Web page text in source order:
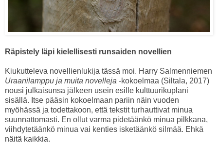
Räpistely läpi kielellisesti runsaiden novellien
Kiukutteleva novellienlukija tässä moi. Harry Salmenniemen
Uraanilamppu ja muita novelleja -kokoelmaa (Siltala, 2017)
nousi julkaisunsa jälkeen usein esille kulttuurikuplani
sisällä. Itse pääsin kokoelmaan pariin näin vuoden
myöhässä ja todettakoon, että tekstit turhauttivat minua
suunnattomasti. En ollut varma pidetäänkö minua pilkkana,
viihdytetäänkö minua vai kenties isketäänkö silmää. Ehkä
näitä kaikkia.